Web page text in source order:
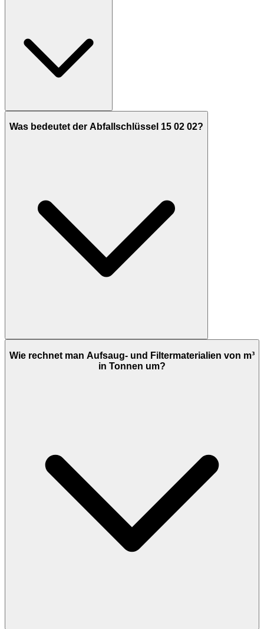
Was bedeutet der Abfallschlüssel 15 02 02?
Wie rechnet man Aufsaug- und Filtermaterialien von m³
in Tonnen um?